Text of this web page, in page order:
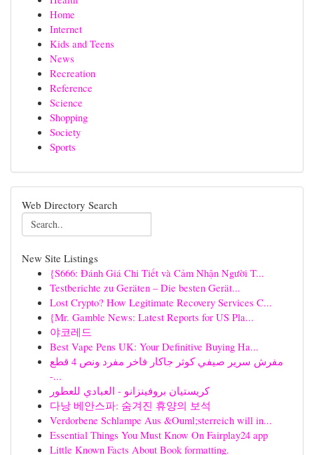
Home
Internet
Kids and Teens
News
Recreation
Reference
Science
Shopping
Society
Sports
Web Directory Search
New Site Listings
{S666: Đánh Giá Chi Tiết và Cảm Nhận Người T...
Testberichte zu Geräten – Die besten Gerät...
Lost Crypto? How Legitimate Recovery Services C...
{Mr. Gamble News: Latest Reports for US Pla...
야코레드
Best Vape Pens UK: Your Definitive Buying Ha...
مفرش سرير صيفي كوثر جاكار فاخر مفرد ونص 4 قطع
-...
كريستيان بروفينزانو - العبادي للعطور
다낭 베안스파: 숨겨진 휴양의 보석
Verdorbene Schlampe Aus &Ouml;sterreich will in...
Essential Things You Must Know On Fairplay24 app
Little Known Facts About Book formatting.